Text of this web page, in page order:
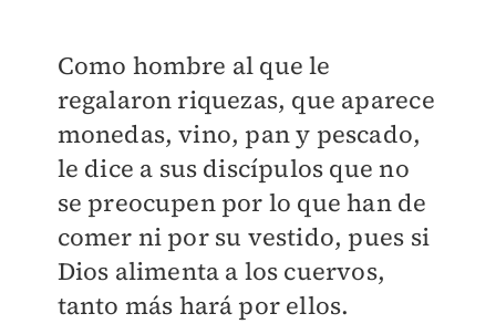
Como hombre al que le
regalaron riquezas, que aparece
monedas, vino, pan y pescado,
le dice a sus discípulos que no
se preocupen por lo que han de
comer ni por su vestido, pues si
Dios alimenta a los cuervos,
tanto más hará por ellos.